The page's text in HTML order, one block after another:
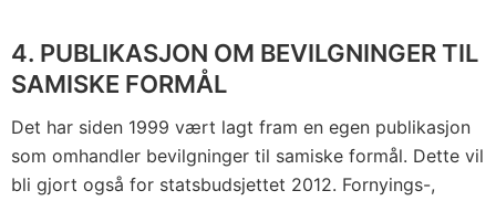
4. PUBLIKASJON OM BEVILGNINGER TIL
SAMISKE FORMÅL
Det har siden 1999 vært lagt fram en egen publikasjon
som omhandler bevilgninger til samiske formål. Dette vil
bli gjort også for statsbudsjettet 2012. Fornyings-,